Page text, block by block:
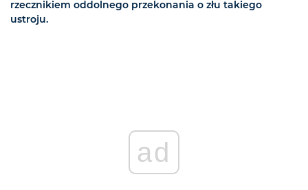
rzecznikiem oddolnego przekonania o złu takiego
ustroju.
ad